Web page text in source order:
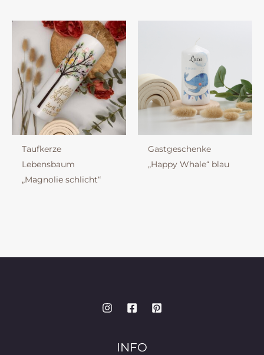
Taufkerze
Lebensbaum
„Magnolie schlicht“
Gastgeschenke
„Happy Whale“ blau
INFO